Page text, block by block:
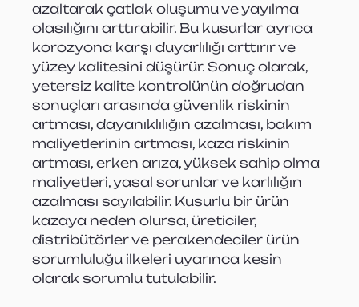
azaltarak çatlak oluşumu ve yayılma
olasılığını arttırabilir. Bu kusurlar ayrıca
korozyona karşı duyarlılığı arttırır ve
yüzey kalitesini düşürür. Sonuç olarak,
yetersiz kalite kontrolünün doğrudan
sonuçları arasında güvenlik riskinin
artması, dayanıklılığın azalması, bakım
maliyetlerinin artması, kaza riskinin
artması, erken arıza, yüksek sahip olma
maliyetleri, yasal sorunlar ve karlılığın
azalması sayılabilir. Kusurlu bir ürün
kazaya neden olursa, üreticiler,
distribütörler ve perakendeciler ürün
sorumluluğu ilkeleri uyarınca kesin
olarak sorumlu tutulabilir.